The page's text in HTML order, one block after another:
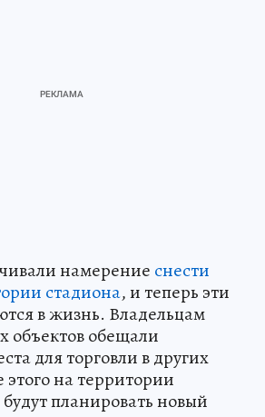
намерение снести
стадиона, и теперь эти
в жизнь. Владельцам
объектов обещали
для торговли в других
на территории
планировать новый